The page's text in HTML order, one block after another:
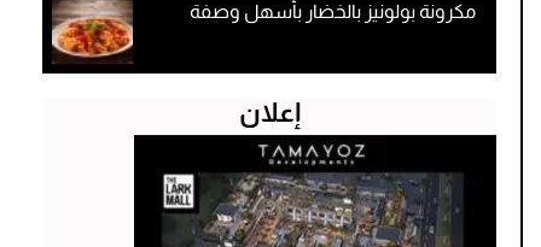
مكرونة بولونيز بالخضار بأسهل وصفة
إعلان